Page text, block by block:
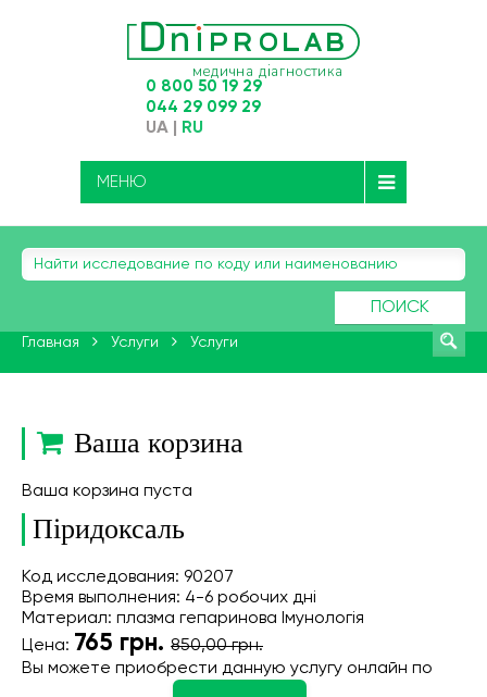
0 800 50 19 29
044 29 099 29
UA RU
МЕНЮ
ПОИСК
Главная Услуги Услуги
Ваша корзина
Ваша корзина пуста
Піридоксаль
Код исследования: 90207
Время выполнения: 4-6 робочих дні
Материал: плазма гепаринова Імунологія
Цена: 765 грн. 850,00 грн.
Вы можете приобрести данную услугу онлайн по